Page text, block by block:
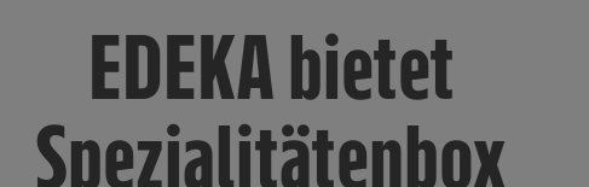
EDEKA bietet
Spezialitätenbox